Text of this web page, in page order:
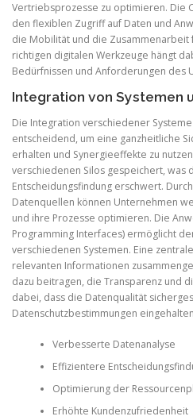
Vertriebsprozesse zu optimieren. Die
den flexiblen Zugriff auf Daten und
die Mobilität und die
richtigen digitalen Werkzeuge hängt
Bedürfnissen und Anforderungen des
Integration von Systemen
Die Integration verschiedener
entscheidend, um eine ganzheitliche
erhalten und Synergieeffekte zu
verschiedenen Silos gespeichert, was
Entscheidungsfindung erschwert.
Datenquellen können Unternehmen
und ihre Prozesse optimieren. Die
Programming Interfaces) ermöglicht
verschiedenen Systemen. Eine
relevanten Informationen
dazu beitragen, die Transparenz und
dabei, dass die Datenqualität
Datenschutzbestimmungen
Verbesserte Datenanalyse
Effizientere
Optimierung der
Erhöhte Kundenzufriedenheit